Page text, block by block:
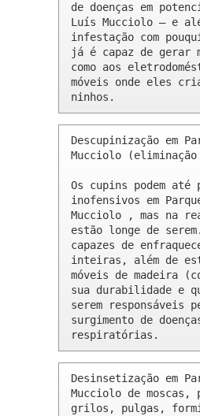
de doenças em
Luís Mucciolo – e
infestação com
já é capaz de gerar
como aos
móveis onde eles
ninhos.
Descupinização em
Mucciolo
Os cupins podem até
inofensivos em
Mucciolo , mas na
estão longe de
capazes de
inteiras, além de
móveis de madeira
sua durabilidade e
serem responsáveis
surgimento de
respiratórias.
Desinsetização em
Mucciolo de moscas,
grilos, pulgas,